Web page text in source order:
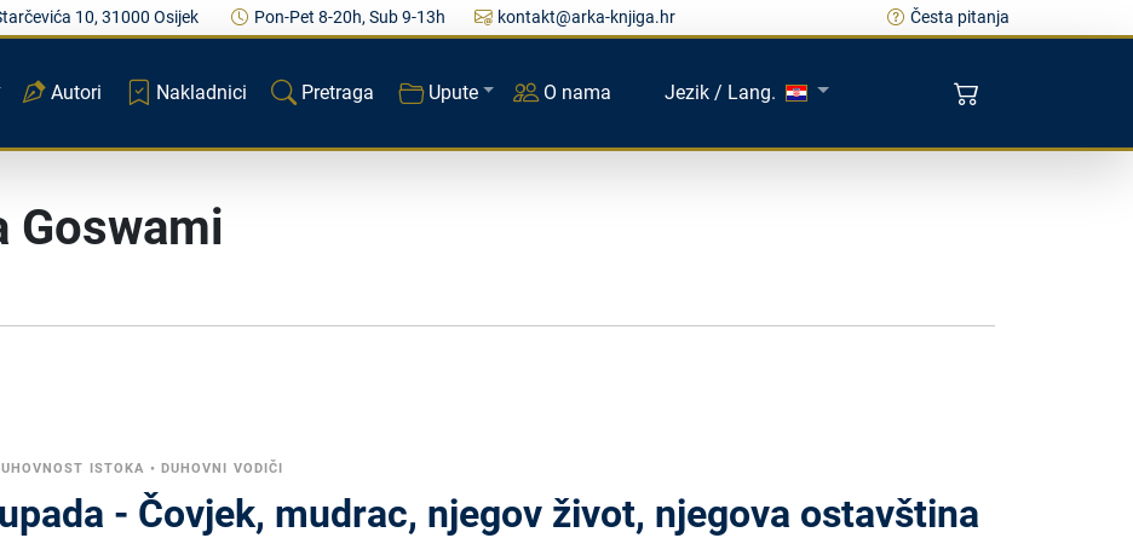
10, 31000 Osijek Pon-Pet 8-20h, Sub 9-13h kontakt@arka-knjiga.hr Česta pitanja
Autori Nakladnici Pretraga Upute O nama Jezik / Lang.
Goswami
ISTOKA • DUHOVNI VODIČI
- Čovjek, mudrac, njegov život, njegova ostavština